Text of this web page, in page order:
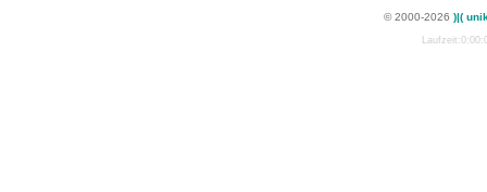
© 2000-2026 )|(